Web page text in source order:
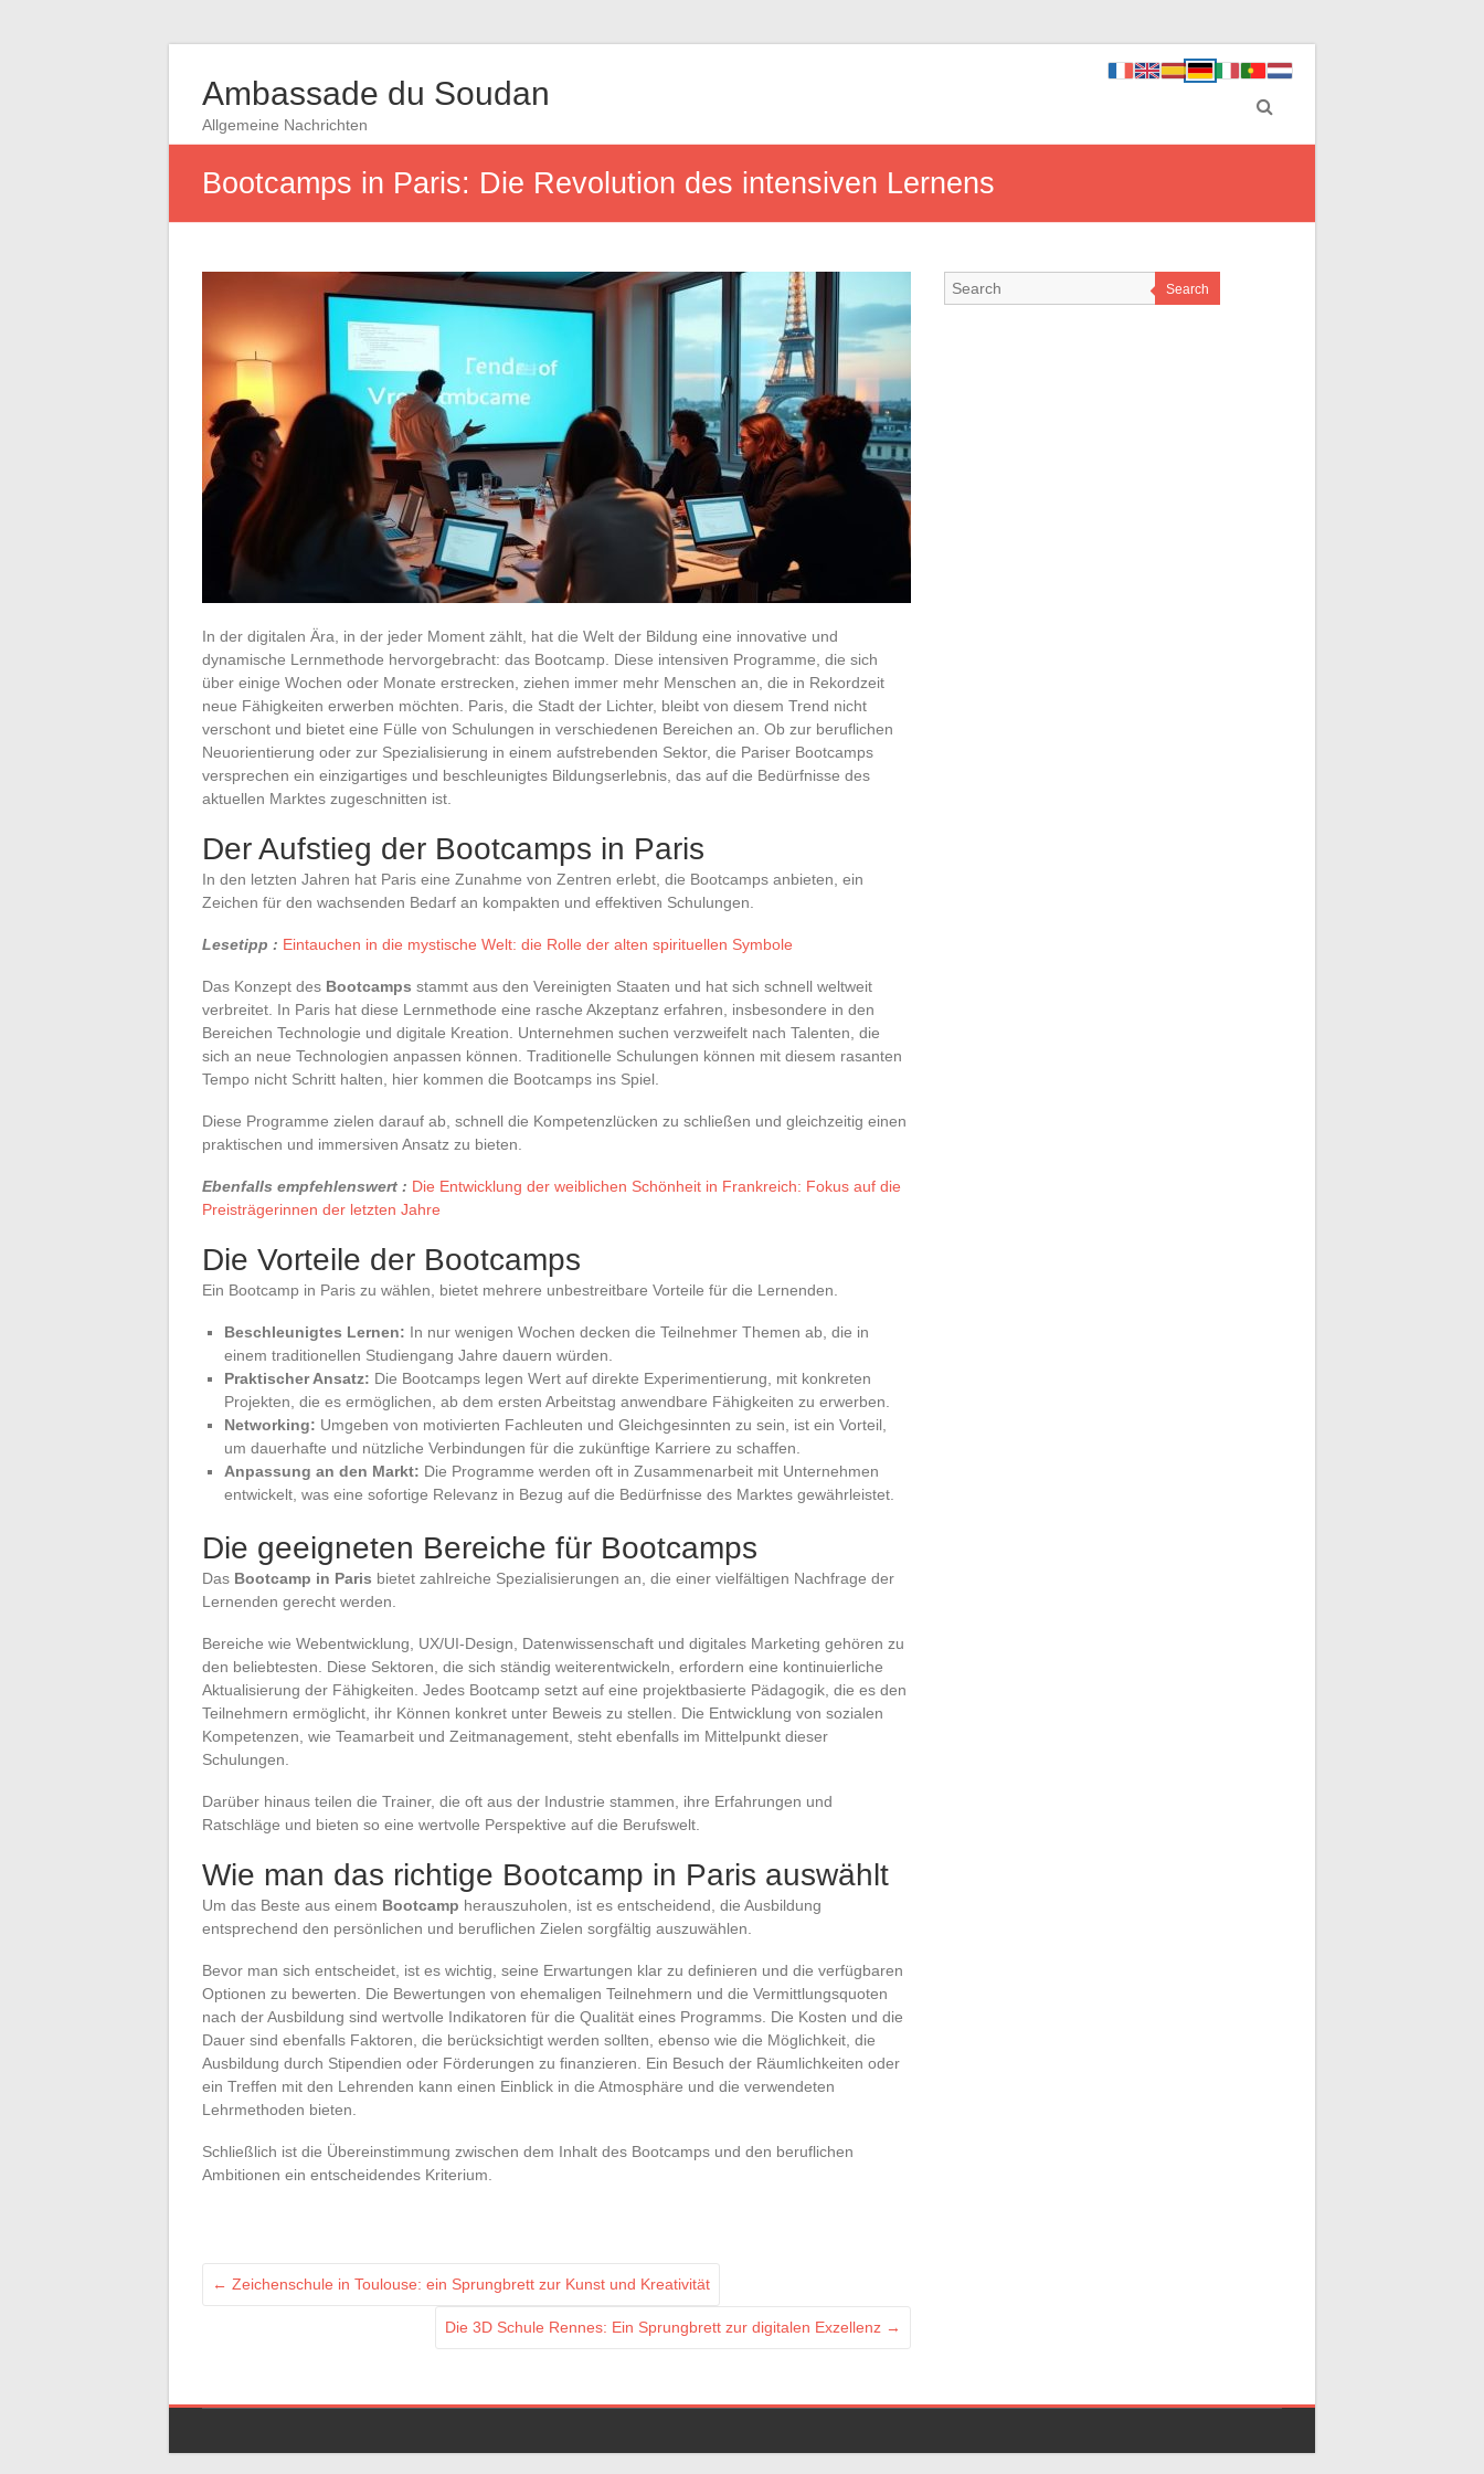
Ambassade du Soudan
Allgemeine Nachrichten
Bootcamps in Paris: Die Revolution des intensiven Lernens
In der digitalen Ära, in der jeder Moment zählt, hat die Welt der Bildung eine innovative und
dynamische Lernmethode hervorgebracht: das Bootcamp. Diese intensiven Programme, die sich
über einige Wochen oder Monate erstrecken, ziehen immer mehr Menschen an, die in Rekordzeit
neue Fähigkeiten erwerben möchten. Paris, die Stadt der Lichter, bleibt von diesem Trend nicht
verschont und bietet eine Fülle von Schulungen in verschiedenen Bereichen an. Ob zur beruflichen
Neuorientierung oder zur Spezialisierung in einem aufstrebenden Sektor, die Pariser Bootcamps
versprechen ein einzigartiges und beschleunigtes Bildungserlebnis, das auf die Bedürfnisse des
aktuellen Marktes zugeschnitten ist.
Der Aufstieg der Bootcamps in Paris
In den letzten Jahren hat Paris eine Zunahme von Zentren erlebt, die Bootcamps anbieten, ein
Zeichen für den wachsenden Bedarf an kompakten und effektiven Schulungen.
Lesetipp : Eintauchen in die mystische Welt: die Rolle der alten spirituellen Symbole
Das Konzept des Bootcamps stammt aus den Vereinigten Staaten und hat sich schnell weltweit
verbreitet. In Paris hat diese Lernmethode eine rasche Akzeptanz erfahren, insbesondere in den
Bereichen Technologie und digitale Kreation. Unternehmen suchen verzweifelt nach Talenten, die
sich an neue Technologien anpassen können. Traditionelle Schulungen können mit diesem rasanten
Tempo nicht Schritt halten, hier kommen die Bootcamps ins Spiel.
Diese Programme zielen darauf ab, schnell die Kompetenzlücken zu schließen und gleichzeitig einen
praktischen und immersiven Ansatz zu bieten.
Ebenfalls empfehlenswert : Die Entwicklung der weiblichen Schönheit in Frankreich: Fokus auf die
Preisträgerinnen der letzten Jahre
Die Vorteile der Bootcamps
Ein Bootcamp in Paris zu wählen, bietet mehrere unbestreitbare Vorteile für die Lernenden.
Beschleunigtes Lernen: In nur wenigen Wochen decken die Teilnehmer Themen ab, die in
einem traditionellen Studiengang Jahre dauern würden.
Praktischer Ansatz: Die Bootcamps legen Wert auf direkte Experimentierung, mit konkreten
Projekten, die es ermöglichen, ab dem ersten Arbeitstag anwendbare Fähigkeiten zu erwerben.
Networking: Umgeben von motivierten Fachleuten und Gleichgesinnten zu sein, ist ein Vorteil,
um dauerhafte und nützliche Verbindungen für die zukünftige Karriere zu schaffen.
Anpassung an den Markt: Die Programme werden oft in Zusammenarbeit mit Unternehmen
entwickelt, was eine sofortige Relevanz in Bezug auf die Bedürfnisse des Marktes gewährleistet.
Die geeigneten Bereiche für Bootcamps
Das Bootcamp in Paris bietet zahlreiche Spezialisierungen an, die einer vielfältigen Nachfrage der
Lernenden gerecht werden.
Bereiche wie Webentwicklung, UX/UI-Design, Datenwissenschaft und digitales Marketing gehören zu
den beliebtesten. Diese Sektoren, die sich ständig weiterentwickeln, erfordern eine kontinuierliche
Aktualisierung der Fähigkeiten. Jedes Bootcamp setzt auf eine projektbasierte Pädagogik, die es den
Teilnehmern ermöglicht, ihr Können konkret unter Beweis zu stellen. Die Entwicklung von sozialen
Kompetenzen, wie Teamarbeit und Zeitmanagement, steht ebenfalls im Mittelpunkt dieser
Schulungen.
Darüber hinaus teilen die Trainer, die oft aus der Industrie stammen, ihre Erfahrungen und
Ratschläge und bieten so eine wertvolle Perspektive auf die Berufswelt.
Wie man das richtige Bootcamp in Paris auswählt
Um das Beste aus einem Bootcamp herauszuholen, ist es entscheidend, die Ausbildung
entsprechend den persönlichen und beruflichen Zielen sorgfältig auszuwählen.
Bevor man sich entscheidet, ist es wichtig, seine Erwartungen klar zu definieren und die verfügbaren
Optionen zu bewerten. Die Bewertungen von ehemaligen Teilnehmern und die Vermittlungsquoten
nach der Ausbildung sind wertvolle Indikatoren für die Qualität eines Programms. Die Kosten und die
Dauer sind ebenfalls Faktoren, die berücksichtigt werden sollten, ebenso wie die Möglichkeit, die
Ausbildung durch Stipendien oder Förderungen zu finanzieren. Ein Besuch der Räumlichkeiten oder
ein Treffen mit den Lehrenden kann einen Einblick in die Atmosphäre und die verwendeten
Lehrmethoden bieten.
Schließlich ist die Übereinstimmung zwischen dem Inhalt des Bootcamps und den beruflichen
Ambitionen ein entscheidendes Kriterium.
← Zeichenschule in Toulouse: ein Sprungbrett zur Kunst und Kreativität
Die 3D Schule Rennes: Ein Sprungbrett zur digitalen Exzellenz →
Search